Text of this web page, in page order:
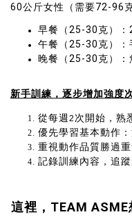
60公斤女性（需要72-96
早餐（25-30克）：
午餐（25-30克）：
晚餐（25-30克）：
新手訓練，逐步增加強度
從每週 2 次開始，熟
優先學習基本動作
重視動作品質勝過
記錄訓練內容，追
這裡，TEAM